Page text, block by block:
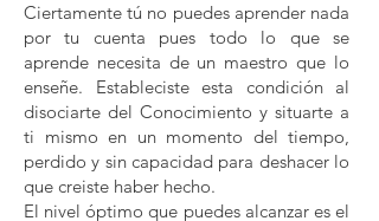
Ciertamente tú no puedes aprender nada
por tu cuenta pues todo lo que se
aprende necesita de un maestro que lo
enseñe. Estableciste esta condición al
disociarte del Conocimiento y situarte a
ti mismo en un momento del tiempo,
perdido y sin capacidad para deshacer lo
que creiste haber hecho.
El nivel óptimo que puedes alcanzar es el